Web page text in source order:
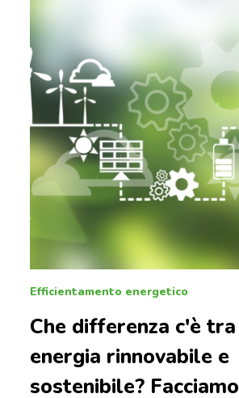
Efficientamento energetico
Che differenza c'è tra
energia rinnovabile e
sostenibile? Facciamo